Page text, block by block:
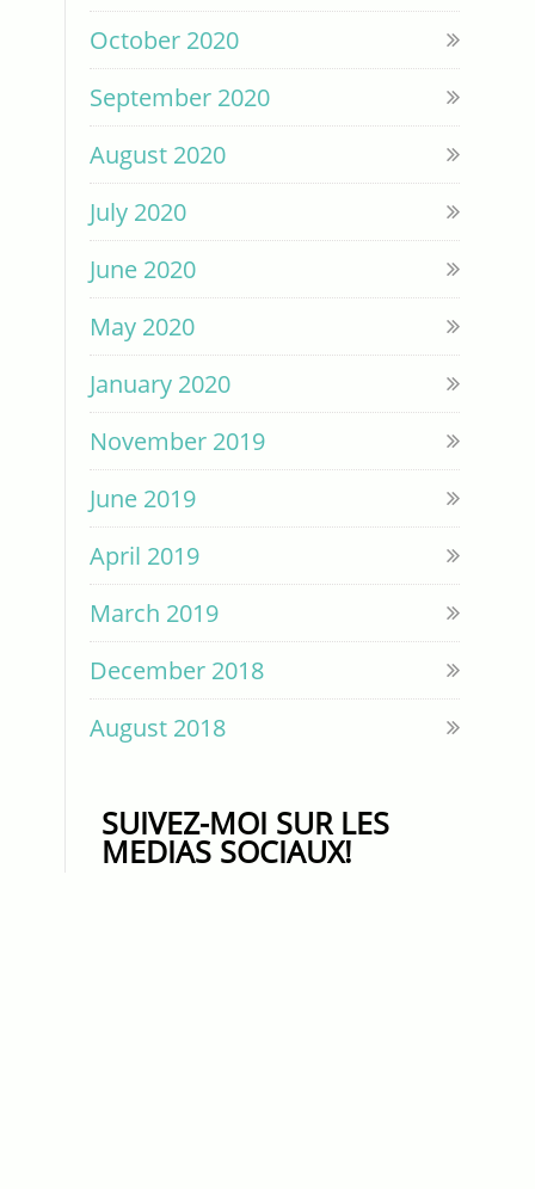
October 2020
September 2020
August 2020
July 2020
June 2020
May 2020
January 2020
November 2019
June 2019
April 2019
March 2019
December 2018
August 2018
SUIVEZ-MOI SUR LES
MEDIAS SOCIAUX!